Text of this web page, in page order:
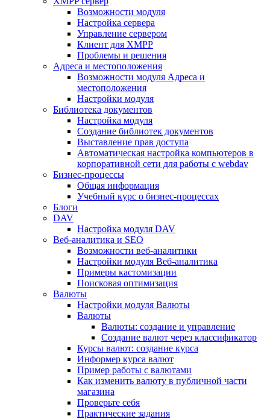
Возможности модуля
Настройка сервера
Управление сервером
Клиент для XMPP
Проблемы и решения
Адреса и местоположения
Возможности модуля Адреса и
местоположения
Настройки модуля
Библиотека документов
Настройка модуля
Создание библиотек документов
Выставление прав доступа
Автоматическая настройка компьютеров в
корпоративной сети для работы с webdav
Бизнес-процессы
Общая информация
Учебный курс о бизнес-процессах
Блоги
DAV
Настройка модуля DAV
Веб-аналитика и SEO
Возможности веб-аналитики
Настройки модуля Веб-аналитика
Примеры кастомизации
Поисковая оптимизация
Валюты
Настройки модуля Валюты
Валюты
Валюты: создание и управление
Создание валют через классификатор
Курсы валют: создание курса
Информер курса валют
Пример работы с валютами
Как изменить валюту в публичной части
магазина
Проверьте себя
Практические задания